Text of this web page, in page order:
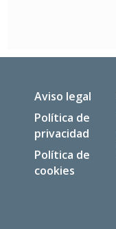
Aviso legal
Política de
privacidad
Política de
cookies